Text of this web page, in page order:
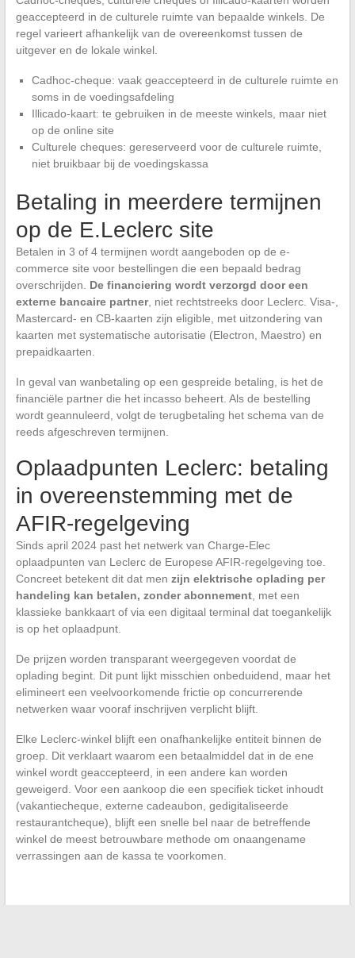
geaccepteerd in de culturele ruimte van bepaalde winkels. De
regel varieert afhankelijk van de overeenkomst tussen de
uitgever en de lokale winkel.
Cadhoc-cheque: vaak geaccepteerd in de culturele ruimte en
soms in de voedingsafdeling
Illicado-kaart: te gebruiken in de meeste winkels, maar niet
op de online site
Culturele cheques: gereserveerd voor de culturele ruimte,
niet bruikbaar bij de voedingskassa
Betaling in meerdere termijnen
op de E.Leclerc site
Betalen in 3 of 4 termijnen wordt aangeboden op de e-
commerce site voor bestellingen die een bepaald bedrag
overschrijden. De financiering wordt verzorgd door een
externe bancaire partner, niet rechtstreeks door Leclerc. Visa-,
Mastercard- en CB-kaarten zijn eligible, met uitzondering van
kaarten met systematische autorisatie (Electron, Maestro) en
prepaidkaarten.
In geval van wanbetaling op een gespreide betaling, is het de
financiële partner die het incasso beheert. Als de bestelling
wordt geannuleerd, volgt de terugbetaling het schema van de
reeds afgeschreven termijnen.
Oplaadpunten Leclerc: betaling
in overeenstemming met de
AFIR-regelgeving
Sinds april 2024 past het netwerk van Charge-Elec
oplaadpunten van Leclerc de Europese AFIR-regelgeving toe.
Concreet betekent dit dat men zijn elektrische oplading per
handeling kan betalen, zonder abonnement, met een
klassieke bankkaart of via een digitaal terminal dat toegankelijk
is op het oplaadpunt.
De prijzen worden transparant weergegeven voordat de
oplading begint. Dit punt lijkt misschien onbeduidend, maar het
elimineert een veelvoorkomende frictie op concurrerende
netwerken waar vooraf inschrijven verplicht blijft.
Elke Leclerc-winkel blijft een onafhankelijke entiteit binnen de
groep. Dit verklaart waarom een betaalmiddel dat in de ene
winkel wordt geaccepteerd, in een andere kan worden
geweigerd. Voor een aankoop die een specifiek ticket inhoudt
(vakantiecheque, externe cadeaubon, gedigitaliseerde
restaurantcheque), blijft een snelle bel naar de betreffende
winkel de meest betrouwbare methode om onaangename
verrassingen aan de kassa te voorkomen.